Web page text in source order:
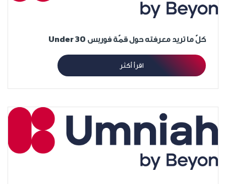
كلّ ما تريد معرفته حول قمّة فوربس Under 30
اقرأ أكثر